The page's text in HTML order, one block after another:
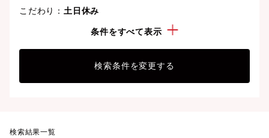
こだわり： 土日休み
Hadoop
条件をすべて表示
検索条件を変更する
検索結果一覧